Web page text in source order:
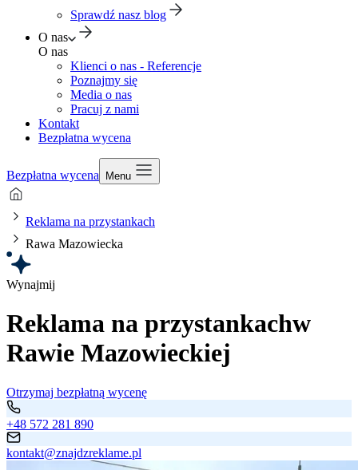
Sprawdź nasz blog
O nas
O nas
Klienci o nas - Referencje
Poznajmy się
Media o nas
Pracuj z nami
Kontakt
Bezpłatna wycena
Bezpłatna wycena Menu
Reklama na przystankach
Rawa Mazowiecka
Wynajmij
Reklama na przystankachw
Rawie Mazowieckiej
Otrzymaj bezpłatną wycenę
+48 572 281 890
kontakt@znajdzreklame.pl